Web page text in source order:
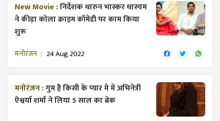
New Movie :निर्देशक थारुन भास्कर धास्यम
ने कीड़ा कोला क्राइम कॉमेडी पर काम किया
शुरू
मनोरंजन 24 Aug 2022
मनोरंजन :गुम है किसी के प्यार मे में अभिनेत्री
ऐश्वर्या शर्मा ने लिया 5 साल का ब्रेक